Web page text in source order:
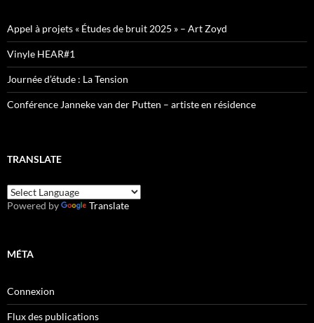
Appel à projets « Études de bruit 2025 » – Art Zoyd
Vinyle HEAR#1
Journée d’étude : La Tension
Conférence Janneke van der Putten – artiste en résidence
TRANSLATE
Powered by Translate
MÉTA
Connexion
Flux des publications